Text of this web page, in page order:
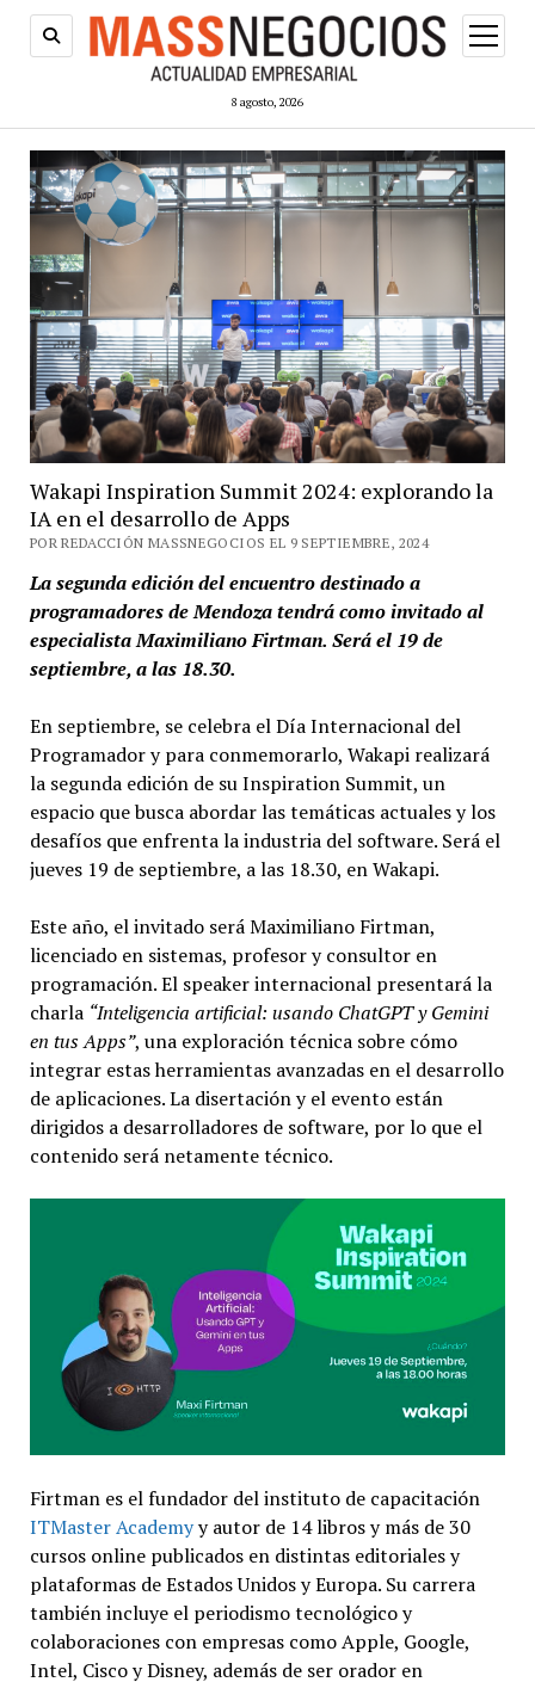
8 agosto, 2026
abrir
menú
Wakapi Inspiration Summit 2024: explorando la
IA en el desarrollo de Apps
POR REDACCIÓN MASSNEGOCIOS EL 9 SEPTIEMBRE, 2024
La segunda edición del encuentro destinado a
programadores de Mendoza tendrá como invitado al
especialista Maximiliano Firtman. Será el 19 de
septiembre, a las 18.30.
En septiembre, se celebra el Día Internacional del
Programador y para conmemorarlo, Wakapi realizará
la segunda edición de su Inspiration Summit, un
espacio que busca abordar las temáticas actuales y los
desafíos que enfrenta la industria del software. Será el
jueves 19 de septiembre, a las 18.30, en Wakapi.
Este año, el invitado será Maximiliano Firtman,
licenciado en sistemas, profesor y consultor en
programación. El speaker internacional presentará la
charla “Inteligencia artificial: usando ChatGPT y Gemini
en tus Apps”, una exploración técnica sobre cómo
integrar estas herramientas avanzadas en el desarrollo
de aplicaciones. La disertación y el evento están
dirigidos a desarrolladores de software, por lo que el
contenido será netamente técnico.
Firtman es el fundador del instituto de capacitación
ITMasterAcademyy autor de 14 libros y más de 30
cursos online publicados en distintas editoriales y
plataformas de Estados Unidos y Europa. Su carrera
también incluye el periodismo tecnológico y
colaboraciones con empresas como Apple, Google,
Intel, Cisco y Disney, además de ser orador en